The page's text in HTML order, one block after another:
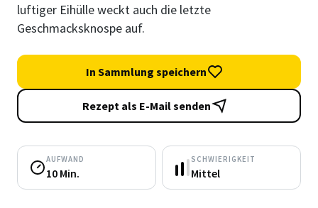
luftiger Eihülle weckt auch die letzte
Geschmacksknospe auf.
In Sammlung speichern
Rezept als E-Mail senden
AUFWAND
10 Min.
SCHWIERIGKEIT
Mittel